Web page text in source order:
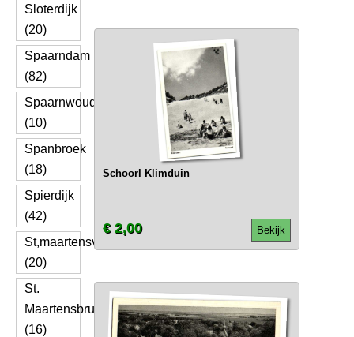
Sloterdijk
(20)
Spaarndam
(82)
Spaarnwoude
(10)
Spanbroek
(18)
Spierdijk
(42)
St,maartensvlotbrug
(20)
St.
Maartensbrug
(16)
Schoorl Klimduin
Bekijk
€ 2,00